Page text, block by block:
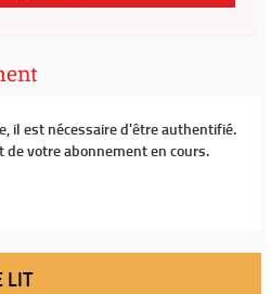
il est nécessaire d'être authentifié.
votre abonnement en cours.
LIT